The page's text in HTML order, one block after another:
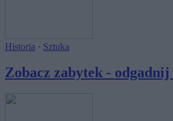
Historia · Sztuka
Zobacz zabytek -